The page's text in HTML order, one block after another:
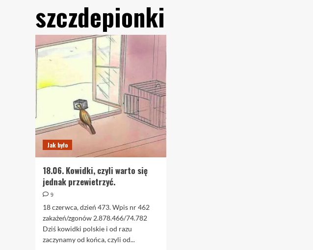
szczdepionki
Jak było
18.06. Kowidki, czyli warto się
jednak przewietrzyć.
9
18 czerwca, dzień 473. Wpis nr 462
zakażeń/zgonów 2.878.466/74.782
Dziś kowidki polskie i od razu
zaczynamy od końca, czyli od...